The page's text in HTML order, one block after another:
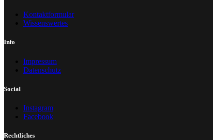
Kontaktformular
Wissenswertes
Info
Impressum
Datenschutz
Social
Instagram
Facebook
Rechtliches